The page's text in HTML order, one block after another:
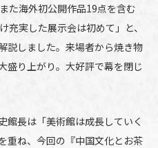
た海外初公開作品19点を含む
充実した展示会は初めて」と、
説しました。来場者から焼き物
盛り上がり。大好評で幕を閉じ
館長は「美術館は成長していく
重ね、今回の『中国文化とお茶